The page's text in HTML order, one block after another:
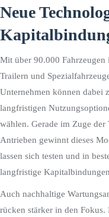
Neue
Mit über 90.000 Fahrzeugen
Trailern und
Unternehmen können dabei
langfristigen
wählen. Gerade im Zuge
Antrieben gewinnt dieses
lassen sich testen und in
langfristige
Auch nachhaltige
rücken stärker in den